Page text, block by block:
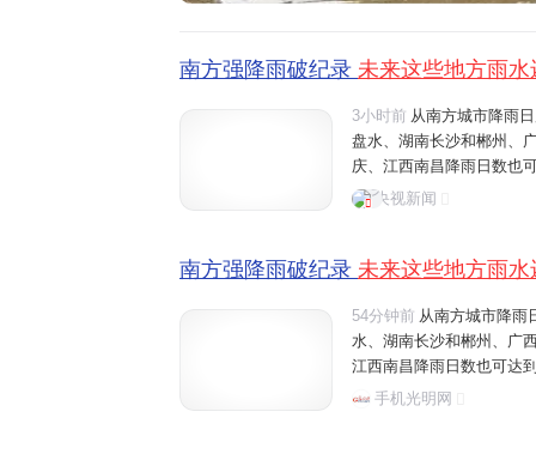
南方强降雨破纪录 未来这些地方雨水
3小时前 从南方城市降雨
盘水、湖南长沙和郴州、
庆、江西南昌降雨日数也
桂林、六盘水将有大雨、
央视新闻
南方强降雨破纪录 未来这些地方雨水
54分钟前 从南方城市降雨
水、湖南长沙和郴州、广
江西南昌降雨日数也可达
六盘水将有大雨、暴雨,
手机光明网